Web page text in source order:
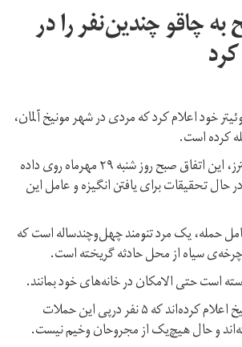
چاقو چندین‌نفر را در
خود اعلام کرد که مردی در شهر مونیخ آلمان،
کرده است.
به گزارش خبرگزاری رویترز، این اتفاق صبح روز شنبه ۲۹ مهرماه روی داده
تحقیقات برای یافتن انگیزه و عامل این
حمله، یک مرد تنومند چهل‌وچندساله است که
سیاه از محل حادثه گریخته است.
است حتی الامکان در خانه‌های خود بمانند.
مقامات آتش‌نشانی مونیخ اعلام کرده‌اند که ۵ نفر درپی این حملات
و حال هیچ‌یک از مجروحان وخیم نیست.